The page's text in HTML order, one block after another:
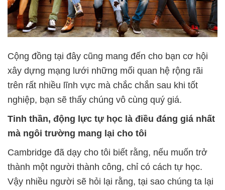
Cộng đồng tại đây cũng mang đến cho bạn cơ hội
xây dựng mạng lưới những mối quan hệ rộng rãi
trên rất nhiều lĩnh vực mà chắc chắn sau khi tốt
nghiệp, bạn sẽ thấy chúng vô cùng quý giá.
Tinh thần, động lực tự học là điều đáng giá nhất
mà ngôi trường mang lại cho tôi
Cambridge đã dạy cho tôi biết rằng, nếu muốn trở
thành một người thành công, chỉ có cách tự học.
Vậy nhiều người sẽ hỏi lại rằng, tại sao chúng ta lại